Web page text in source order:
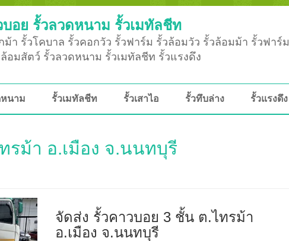
อย รั้วลวดหนาม รั้วเมทัลชีท
ม้า รั้วโคบาล รั้วคอกวัว รั้วฟาร์ม รั้วล้อมวัว รั้วล้อมม้า รั้วฟาร์ม
อมสัตว์ รั้วลวดหนาม รั้วเมทัลชีท รั้วแรงดึง
นาม รั้วเมทัลชีท รั้วเสาไอ รั้วทึบล่าง รั้วแรงดึง
รม้า อ.เมือง จ.นนทบุรี
จัดส่ง รั้วคาวบอย 3 ชั้น ต.ไทรม้า
อ.เมือง จ.นนทบุรี